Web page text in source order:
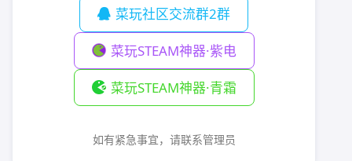
菜玩社区交流群2群
菜玩STEAM神器·紫电
菜玩STEAM神器·青霜
如有紧急事宜，请联系管理员